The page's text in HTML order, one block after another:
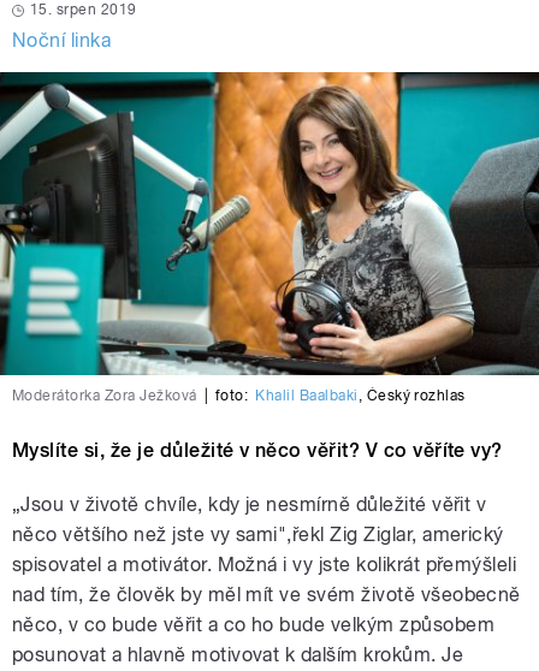
15. srpen 2019
Noční linka
Moderátorka Zora Ježková foto: Khalil Baalbaki , Český rozhlas
Myslíte si, že je důležité v něco věřit? V co věříte vy?
„Jsou v životě chvíle, kdy je nesmírně důležité věřit v
něco většího než jste vy sami",řekl Zig Ziglar, americký
spisovatel a motivátor. Možná i vy jste kolikrát přemýšleli
nad tím, že člověk by měl mít ve svém životě všeobecně
něco, v co bude věřit a co ho bude velkým způsobem
posunovat a hlavně motivovat k dalším krokům. Je